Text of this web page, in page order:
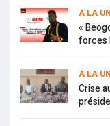
A LA
«
forces
A LA
Crise